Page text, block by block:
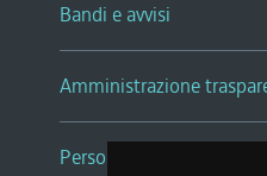
Bandi e avvisi
Amministrazione
Persone e Uffici